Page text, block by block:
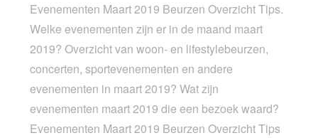
Evenementen Maart 2019 Beurzen Overzicht Tips.
Welke evenementen zijn er in de maand maart
2019? Overzicht van woon- en lifestylebeurzen,
concerten, sportevenementen en andere
evenementen in maart 2019? Wat zijn
evenementen maart 2019 die een bezoek waard?
Evenementen Maart 2019 Beurzen Overzicht Tips